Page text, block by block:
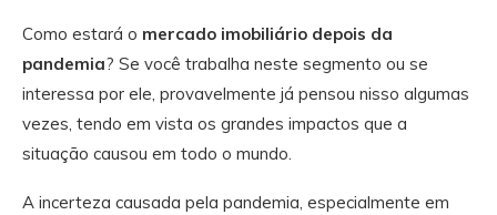
Como estará o mercado imobiliário depois da
pandemia? Se você trabalha neste segmento ou se
interessa por ele, provavelmente já pensou nisso algumas
vezes, tendo em vista os grandes impactos que a
situação causou em todo o mundo.
A incerteza causada pela pandemia, especialmente em